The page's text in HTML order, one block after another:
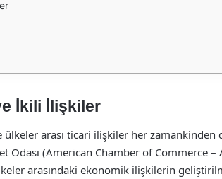
İkili İlişkiler
arası ticari ilişkiler her zamankinden
Odası (American Chamber of Commerce –
arasındaki ekonomik ilişkilerin